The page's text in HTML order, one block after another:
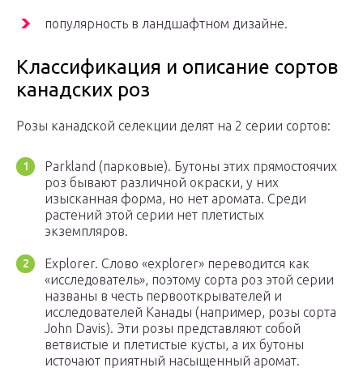
популярность в ландшафтном дизайне.
Классификация и описание сортов
канадских роз
Розы канадской селекции делят на 2 серии сортов:
Parkland (парковые). Бутоны этих прямостоячих
роз бывают различной окраски, у них
изысканная форма, но нет аромата. Среди
растений этой серии нет плетистых
экземпляров.
Explorer. Слово «explorer» переводится как
«исследователь», поэтому сорта роз этой серии
названы в честь первооткрывателей и
исследователей Канады (например, розы сорта
John Davis). Эти розы представляют собой
ветвистые и плетистые кусты, а их бутоны
источают приятный насыщенный аромат.